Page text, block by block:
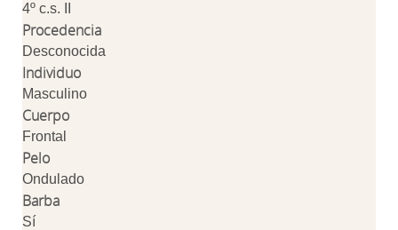
4º c.s. II
Procedencia
Desconocida
Individuo
Masculino
Cuerpo
Frontal
Pelo
Ondulado
Barba
Sí